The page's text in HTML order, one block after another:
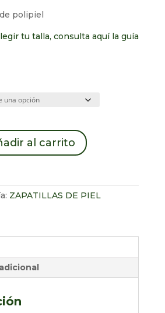
polipiel
tu talla, consulta aquí la guía
al carrito
ZAPATILLAS DE PIEL